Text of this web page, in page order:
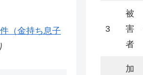
3
被
害
者
加
（金持ち息子